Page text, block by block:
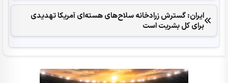
ایران: گسترش زرادخانه سلاح‌های هسته‌ای آمریکا تهدیدی
برای کل بشریت است